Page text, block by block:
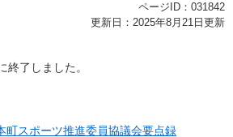
ページID：031842
更新日：2025年8月21日更新
了しました。
町スポーツ推進委員協議会要点録